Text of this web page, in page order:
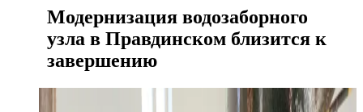
Модернизация водозаборного
узла в Правдинском близится к
завершению